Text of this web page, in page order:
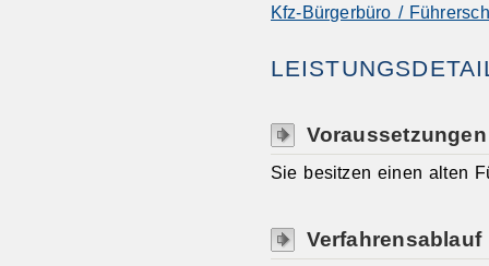
Kfz-Bürgerbüro /
Voraussetzungen
Sie besitzen einen alten
Verfahrensablauf